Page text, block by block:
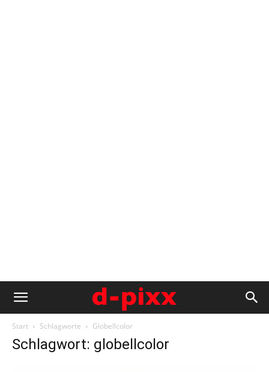
Start Schlagworte Globellcolor
Schlagwort: globellcolor